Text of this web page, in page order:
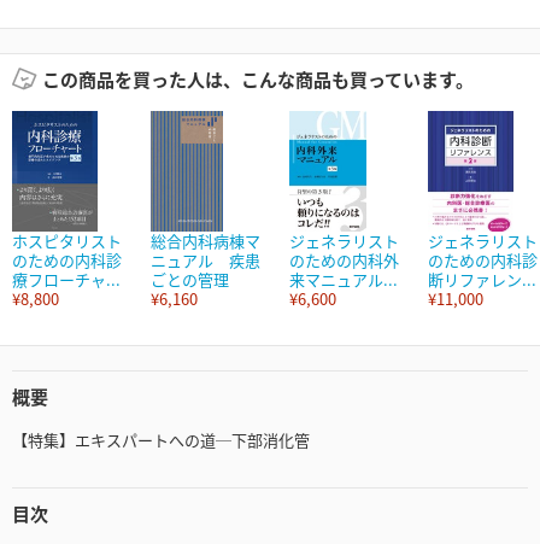
この商品を買った人は、こんな商品も買っています。
ホスピタリスト
のための内科診
療フローチャ...
¥8,800
総合内科病棟マ
ニュアル 疾患
ごとの管理
¥6,160
ジェネラリスト
のための内科外
来マニュアル...
¥6,600
ジェネラリスト
のための内科診
断リファレン...
¥11,000
概要
【特集】エキスパートへの道─下部消化管
目次